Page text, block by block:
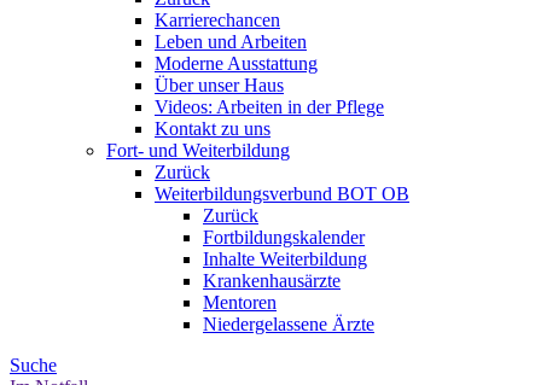
Karrierechancen
Leben und Arbeiten
Moderne Ausstattung
Über unser Haus
Videos: Arbeiten in der Pflege
Kontakt zu uns
Fort- und Weiterbildung
Zurück
Weiterbildungsverbund BOT OB
Zurück
Fortbildungskalender
Inhalte Weiterbildung
Krankenhausärzte
Mentoren
Niedergelassene Ärzte
Suche